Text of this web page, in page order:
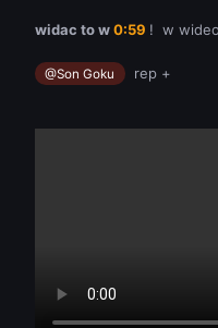
widac to w0:59 ! w
@Son Goku rep +